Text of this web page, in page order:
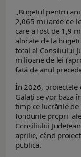
„Bugetul pentru
2,065 miliarde de
care a fost de 1,9
alocate de la
total al Consiliului
milioane de lei
față de anul
În 2026, proiectele
Galați se vor baza
timp ce lucrările
fondurile proprii
Consiliului
aprilie, când
publică.